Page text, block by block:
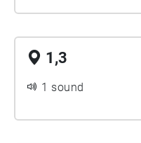
1,3
1 sound